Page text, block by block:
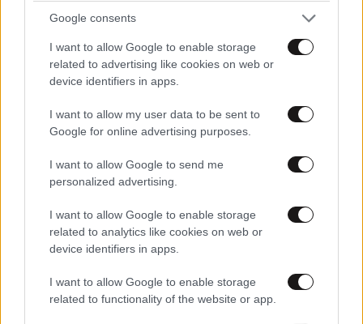
Google consents
I want to allow Google to enable storage
related to advertising like cookies on web or
device identifiers in apps.
I want to allow my user data to be sent to
Google for online advertising purposes.
I want to allow Google to send me
personalized advertising.
I want to allow Google to enable storage
related to analytics like cookies on web or
device identifiers in apps.
I want to allow Google to enable storage
related to functionality of the website or app.